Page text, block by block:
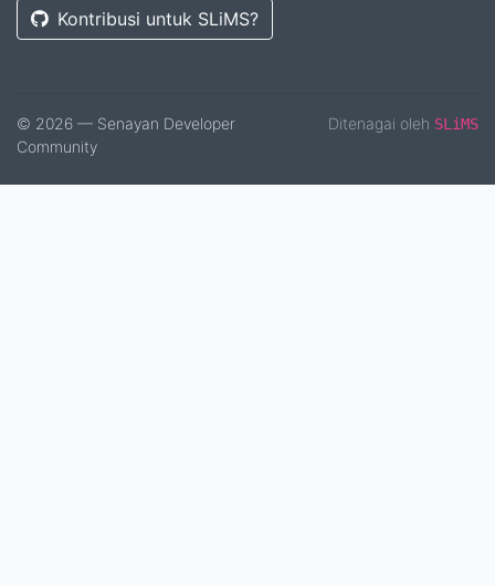
Kontribusi untuk SLiMS?
© 2026 — Senayan Developer
Community
Ditenagai oleh SLiMS